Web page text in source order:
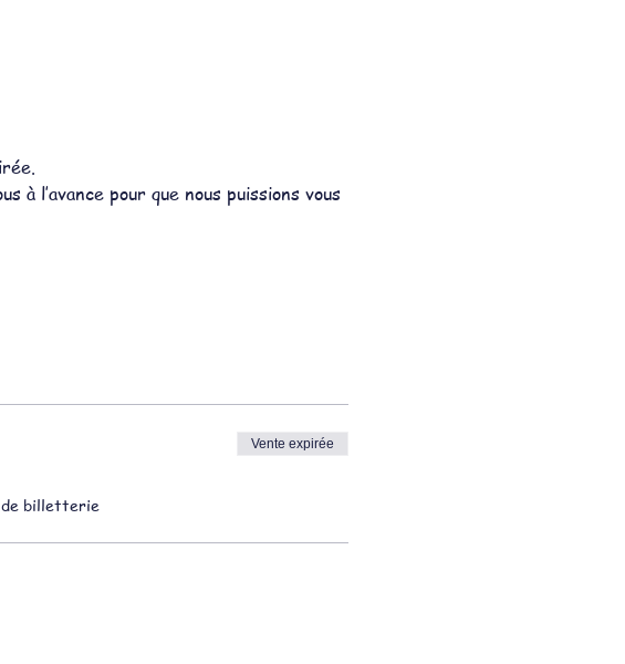
l’avance pour que nous puissions vous
billetterie
Vente expirée